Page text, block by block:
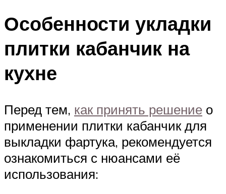
Особенности укладки
плитки кабанчик на
кухне
Перед тем, как принять решение о
применении плитки кабанчик для
выкладки фартука, рекомендуется
ознакомиться с нюансами её
использования: